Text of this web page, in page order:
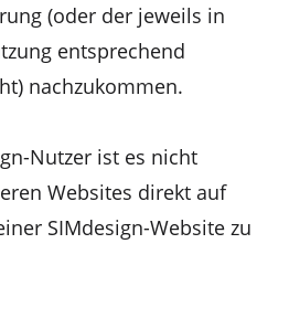
(oder der jeweils in
entsprechend
nachzukommen.
Nutzer ist es nicht
Websites direkt auf
SIMdesign-Website zu